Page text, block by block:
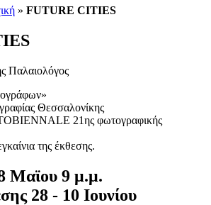
» FUTURE CITIES
Παλαιολόγος
Θεσσαλονίκης
21ης φωτογραφικής
της έκθεσης.
Μαϊου 9 μ.μ.
28 - 10 Ιουνίου